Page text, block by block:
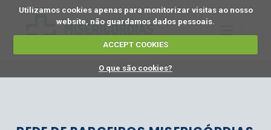
Utilizamos cookies apenas para monitorizar visitas ao nosso
website, não guardamos dados pessoais.
ACCEPT COOKIES
O que são cookies?